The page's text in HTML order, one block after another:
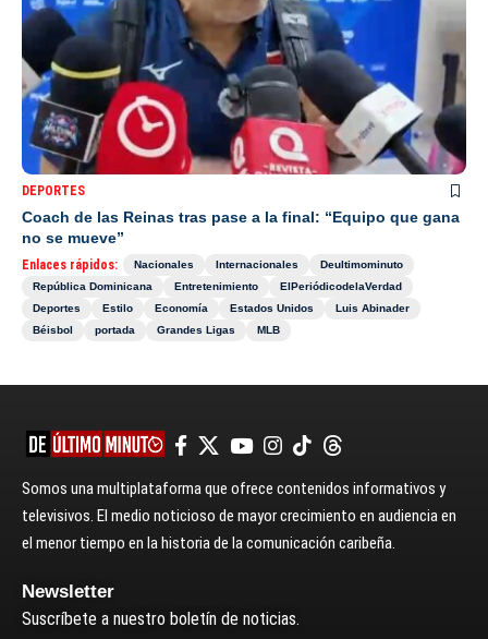
DEPORTES
Coach de las Reinas tras pase a la final: “Equipo que gana
no se mueve”
Enlaces rápidos: Nacionales Internacionales
Deultimominuto
República Dominicana
Entretenimiento
ElPeriódicodelaVerdad
Deportes
Estilo Economía Estados Unidos
Luis Abinader
Béisbol
portada Grandes Ligas MLB
Somos una multiplataforma que ofrece contenidos informativos y
televisivos. El medio noticioso de mayor crecimiento en audiencia en
el menor tiempo en la historia de la comunicación caribeña.
Newsletter
Suscríbete a nuestro boletín de noticias.